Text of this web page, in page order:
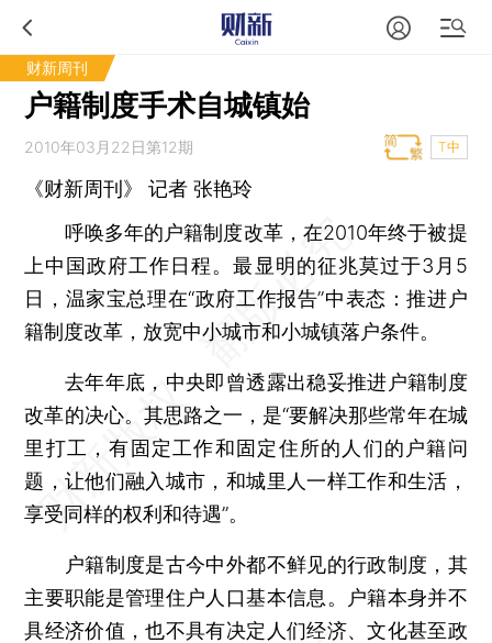
财新周刊
户籍制度手术自城镇始
2010年03月22日第12期 T中
《财新周刊》 记者 张艳玲
呼唤多年的户籍制度改革，在2010年终于被提
上中国政府工作日程。最显明的征兆莫过于3月5
日，温家宝总理在“政府工作报告”中表态：推进户
籍制度改革，放宽中小城市和小城镇落户条件。
去年年底，中央即曾透露出稳妥推进户籍制度
改革的决心。其思路之一，是“要解决那些常年在城
里打工，有固定工作和固定住所的人们的户籍问
题，让他们融入城市，和城里人一样工作和生活，
享受同样的权利和待遇”。
户籍制度是古今中外都不鲜见的行政制度，其
主要职能是管理住户人口基本信息。户籍本身并不
具经济价值，也不具有决定人们经济、文化甚至政